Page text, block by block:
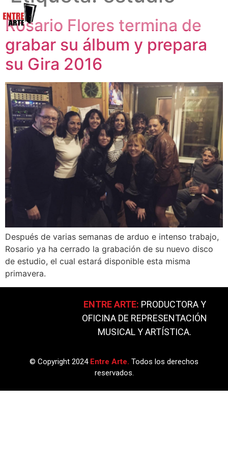
Rosario Flores termina de
grabar su álbum y prepara
su Gira 2016
Después de varias semanas de arduo e intenso trabajo,
Rosario ya ha cerrado la grabación de su nuevo disco
de estudio, el cual estará disponible esta misma
primavera.
ENTRE ARTE: PRODUCTORA Y
OFICINA DE REPRESENTACIÓN
MUSICAL Y ARTÍSTICA.
© Copyright 2024 Entre Arte. Todos los derechos
reservados.